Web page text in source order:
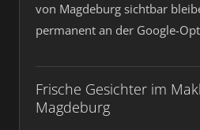
von Magdeburg sichtbar
permanent an der Google-
Frische Gesichter im
Magdeburg